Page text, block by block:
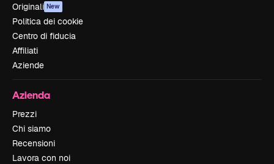
Originali New
Politica dei cookie
Centro di fiducia
Affiliati
Aziende
Azienda
Prezzi
Chi siamo
Recensioni
Lavora con noi